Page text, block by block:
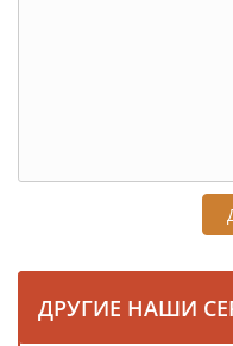
ДРУГИЕ НАШИ